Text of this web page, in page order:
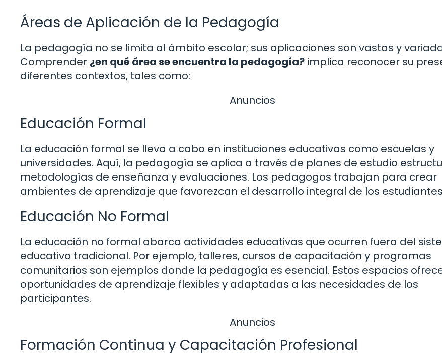
Áreas de Aplicación de la Pedagogía
La pedagogía no se limita al ámbito escolar; sus aplicaciones son vastas y
Comprender ¿en qué área se encuentra la pedagogía? implica reconocer su
diferentes contextos, tales como:
Anuncios
Educación Formal
La educación formal se lleva a cabo en instituciones educativas como escuelas y
universidades. Aquí, la pedagogía se aplica a través de planes de estudio
metodologías de enseñanza y evaluaciones. Los pedagogos trabajan para crear
ambientes de aprendizaje que favorezcan el desarrollo integral de los
Educación No Formal
La educación no formal abarca actividades educativas que ocurren fuera del
educativo tradicional. Por ejemplo, talleres, cursos de capacitación y programas
comunitarios son ejemplos donde la pedagogía es esencial. Estos espacios
oportunidades de aprendizaje flexibles y adaptadas a las necesidades de los
participantes.
Anuncios
Formación Continua y Capacitación Profesional